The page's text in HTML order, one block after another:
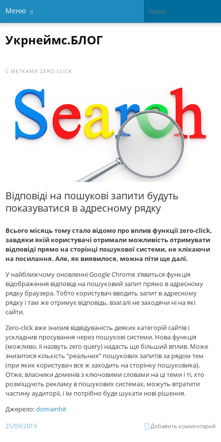
Меню
Укрнеймс.БЛОГ
С МЕТКАМИZERO-CLICK
Відповіді на пошукові запити будуть
показуватися в адресному рядку
Всього місяць тому стало відомо про вплив функції zero-click,
завдяки якій користувачі отримали можливість отримувати
відповіді прямо на сторінці пошукової системи, не клікаючи
на посилання. Але, як виявилося, можна піти ще далі.
У найближчому оновленні Google Chrome з’явиться функція
відображення відповіді на пошуковий запит прямо в адресному
рядку браузера. Тобто користувач вводить запит в адресному
рядку і там же отримує відповідь, взагалі не заходячи ні на які
сайти.
Zero-click вже знизив відвідуваність деяких категорій сайтів і
ускладнив просування через пошукові системи. Нова функція
(можливо, її назвуть zero query) надасть ще більший вплив. Може
знизитися кількість “реальних” пошукових запитів за рядом тем
(при яких користувач все ж заходить на сторінку пошуковика).
Отже, власники доменів з ключовими словами на ці теми і ті, хто
розміщують рекламу в пошукових системах, можуть втратити
частину аудиторії, і їм потрібно буде шукати нові рішення.
Джерело:domainhit
25/09/2019 Добавить комментарий